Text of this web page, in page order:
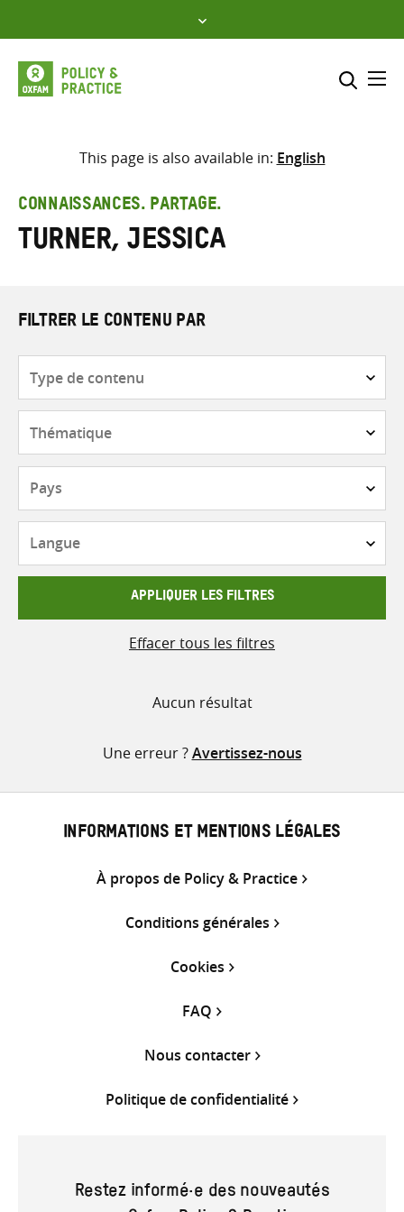
to
content
Sélectionner l’emplacement
Saisir
les
termes
This page is also available in: English
CONNAISSANCES. PARTAGE.
Turner, Jessica
FILTRER LE CONTENU PAR
contenu
APPLIQUER LES FILTRES
Effacer tous les filtres
Aucun résultat
Une erreur ?Avertissez-nous
INFORMATIONS ET MENTIONS LÉGALES
À propos de Policy & Practice
Conditions générales
Cookies
FAQ
Nous contacter
Politique de confidentialité
Restez informé·e des nouveautés